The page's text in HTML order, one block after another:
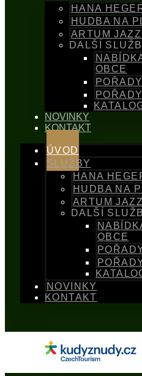
HANA
HUDBA NA
ARTUM
DALŠÍ
OBCE
NOVINKY
KONTAKT
ÚVOD
SLUŽBY
HANA
HUDBA NA
ARTUM
DALŠÍ
OBCE
NOVINKY
KONTAKT